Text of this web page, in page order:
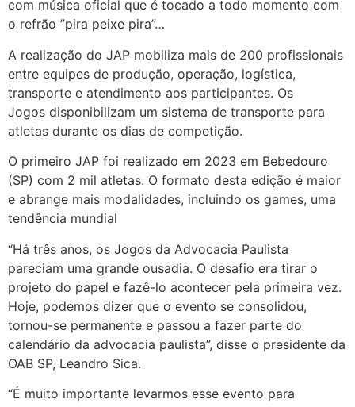
com música oficial que é tocado a todo momento com
o refrão ”pira peixe pira”…
A realização do JAP mobiliza mais de 200 profissionais
entre equipes de produção, operação, logística,
transporte e atendimento aos participantes. Os
Jogos disponibilizam um sistema de transporte para
atletas durante os dias de competição.
O primeiro JAP foi realizado em 2023 em Bebedouro
(SP) com 2 mil atletas. O formato desta edição é maior
e abrange mais modalidades, incluindo os games, uma
tendência mundial
“Há três anos, os Jogos da Advocacia Paulista
pareciam uma grande ousadia. O desafio era tirar o
projeto do papel e fazê-lo acontecer pela primeira vez.
Hoje, podemos dizer que o evento se consolidou,
tornou-se permanente e passou a fazer parte do
calendário da advocacia paulista”, disse o presidente da
OAB SP, Leandro Sica.
“É muito importante levarmos esse evento para